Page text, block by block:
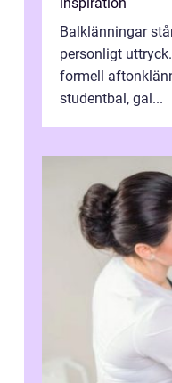
Balklänningar
personligt
formell
studentbal, gal...